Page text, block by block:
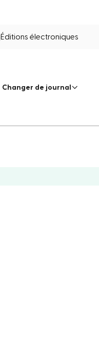
Éditions électroniques
Changer de journal